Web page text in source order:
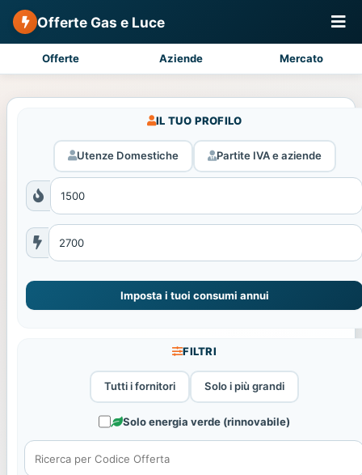
Offerte Gas e Luce
Offerte Aziende Mercato
IL TUO PROFILO
Utenze Domestiche Partite IVA e aziende
Imposta i tuoi consumi annui
FILTRI
Tutti i fornitori Solo i più grandi
Solo energia verde (rinnovabile)